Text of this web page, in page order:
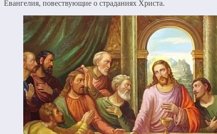
Евангелия, повествующие о страданиях Христа.